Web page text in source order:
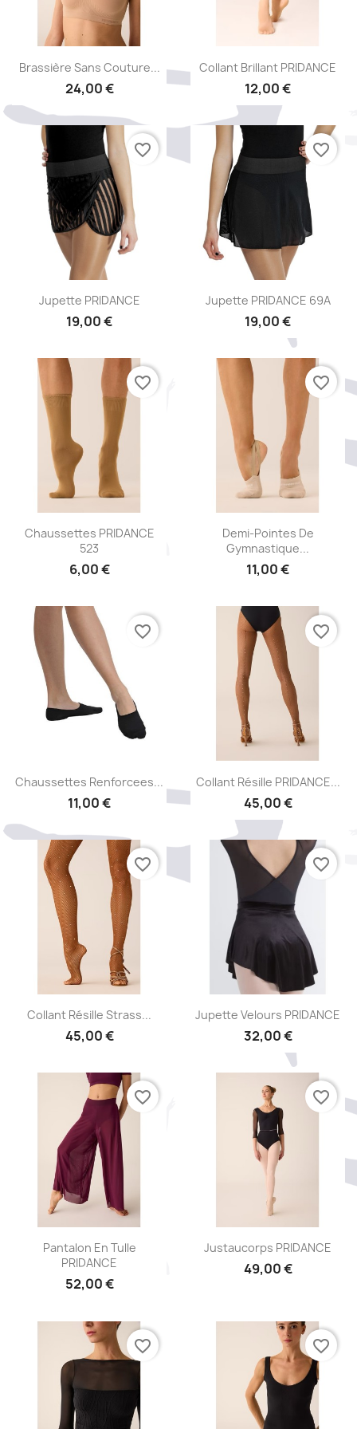
Aperçu rapide
Brassière Sans Couture...
24,00 €
Aperçu rapide
Collant Brillant PRIDANCE
12,00 €
Aperçu rapide
Jupette PRIDANCE
19,00 €
favorite_border
Aperçu rapide
Jupette PRIDANCE 69A
19,00 €
favorite_border
Aperçu rapide
Chaussettes PRIDANCE
523
6,00 €
favorite_border
Aperçu rapide
Demi-Pointes De
Gymnastique...
11,00 €
favorite_border
Aperçu rapide
Chaussettes Renforcees...
11,00 €
favorite_border
Aperçu rapide
Collant Résille PRIDANCE...
45,00 €
favorite_border
Aperçu rapide
Collant Résille Strass...
45,00 €
favorite_border
Aperçu rapide
Jupette Velours PRIDANCE
32,00 €
favorite_border
Aperçu rapide
Pantalon En Tulle
PRIDANCE
52,00 €
favorite_border
Aperçu rapide
Justaucorps PRIDANCE
49,00 €
favorite_border
favorite_border favorite_border